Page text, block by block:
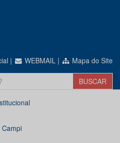
| WEBMAIL | Mapa do Site
Campi